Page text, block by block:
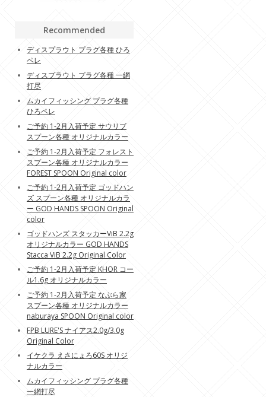
Recommended
ディスプラウト プラグ各種 ひろ
ペレ
ディスプラウト プラグ各種 一網
打尽
ムカイフィッシング プラグ各種
ひろペレ
ご予約 1-2月入荷予定 サウリブ
スプーン各種 オリジナルカラー
ご予約 1-2月入荷予定 フォレスト
スプーン各種 オリジナルカラー
FOREST SPOON Original color
ご予約 1-2月入荷予定 ゴッドハン
ズ スプーン各種 オリジナルカラ
ー GOD HANDS SPOON Original
color
ゴッドハンズ スタッカーViB 2.2g
オリジナルカラー GOD HANDS
Stacca ViB 2.2g Original Color
ご予約 1-2月入荷予定 KHOR コー
ル1.6g オリジナルカラー
ご予約 1-2月入荷予定 なぶら家
スプーン各種 オリジナルカラー
naburaya SPOON Original color
FPB LURE'S ナイアス2.0g/3.0g
Original Color
イケクラ えさにょろ60S オリジ
ナルカラー
ムカイフィッシング プラグ各種
一網打尽